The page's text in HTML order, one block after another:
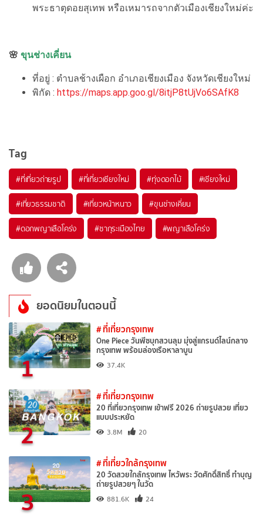
พระธาตุดอยสุเทพ หรือเหมารถจากตัวเมืองเชียงใหม่ค่ะ
🌸 ขุนช่างเคี่ยน
ที่อยู่ : ตำบลช้างเผือก อำเภอเชียงเมือง จังหวัดเชียงใหม่
พิกัด : https://maps.app.goo.gl/8itjP8tUjVo6SAfK8
Tag
#ที่เที่ยวถ่ายรูป #ที่เที่ยวเชียงใหม่ #ทุ่งดอกไม้ #เชียงใหม่
#เที่ยวธรรมชาติ #เที่ยวหน้าหนาว #ขุนช่างเคี่ยน
#ดอกพญาเสือโคร่ง #ซากุระเมืองไทย #พญาเสือโคร่ง
ยอดนิยมในตอนนี้
1
# ที่เที่ยวกรุงเทพ
One Piece วันพีซบุกสวนลุม มุ่งสู่แกรนด์ไลน์กลาง
กรุงเทพ พร้อมล่องเรือหาลาบูน
37.4K
2
# ที่เที่ยวกรุงเทพ
20 ที่เที่ยวกรุงเทพ เข้าฟรี 2026 ถ่ายรูปสวย เที่ยว
แบบประหยัด
3.8M 20
3
# ที่เที่ยวใกล้กรุงเทพ
20 วัดสวยใกล้กรุงเทพ ไหว้พระ วัดศักดิ์สิทธิ์ ทำบุญ
ถ่ายรูปสวยๆ ในวัด
881.6K 24